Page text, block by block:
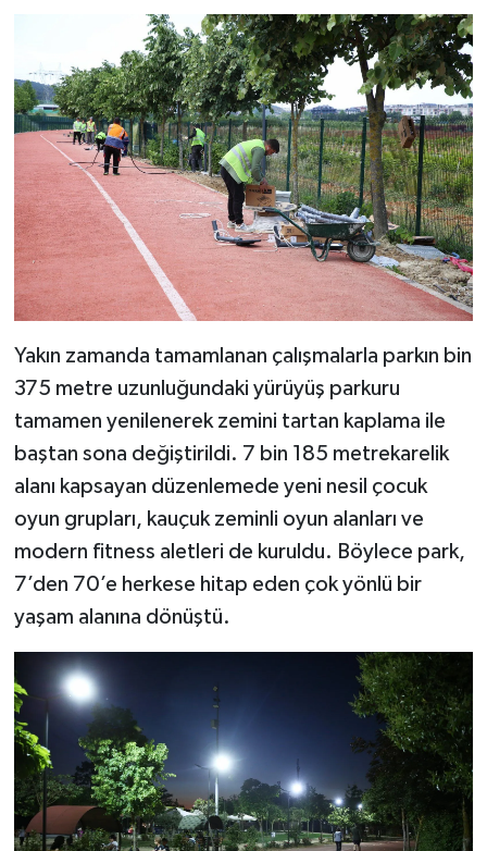
Yakın zamanda tamamlanan çalışmalarla parkın bin
375 metre uzunluğundaki yürüyüş parkuru
tamamen yenilenerek zemini tartan kaplama ile
baştan sona değiştirildi. 7 bin 185 metrekarelik
alanı kapsayan düzenlemede yeni nesil çocuk
oyun grupları, kauçuk zeminli oyun alanları ve
modern fitness aletleri de kuruldu. Böylece park,
7’den 70’e herkese hitap eden çok yönlü bir
yaşam alanına dönüştü.